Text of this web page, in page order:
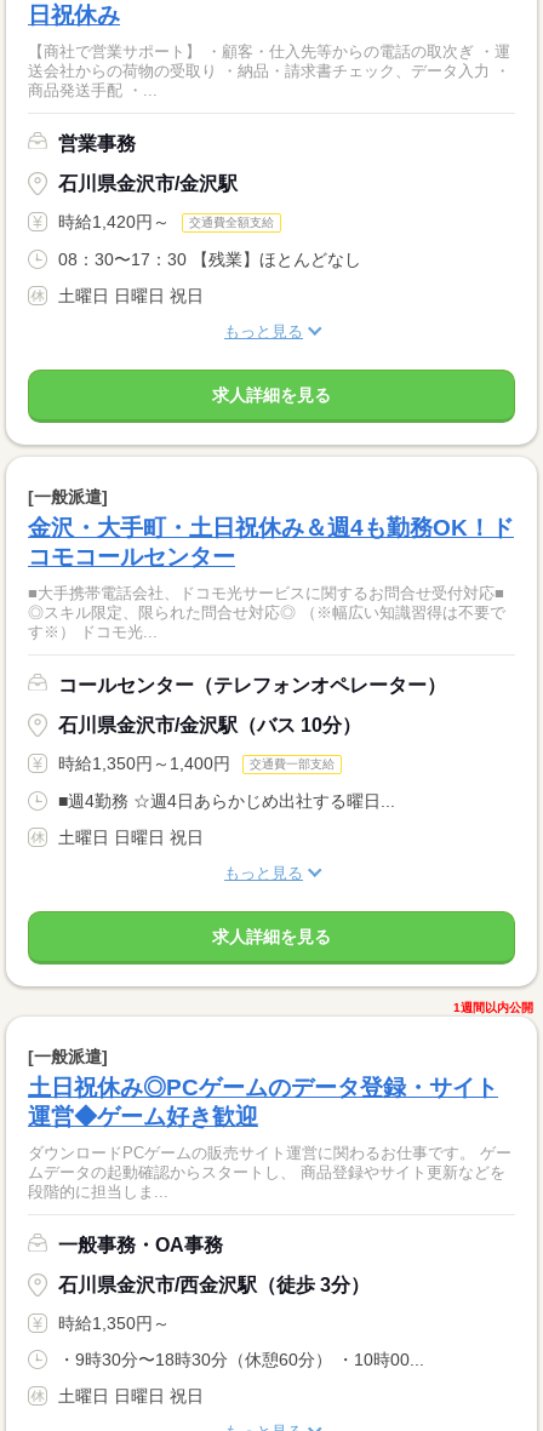
日祝休み
【商社で営業サポート】 ・顧客・仕入先等からの電話の取次ぎ ・運
送会社からの荷物の受取り ・納品・請求書チェック、データ入力 ・
商品発送手配 ・...
営業事務
石川県金沢市/金沢駅
時給1,420円～ 交通費全額支給
08：30〜17：30 【残業】ほとんどなし
土曜日 日曜日 祝日
もっと見る
求人詳細を見る
[一般派遣]
金沢・大手町・土日祝休み＆週4も勤務OK！ド
コモコールセンター
■大手携帯電話会社、ドコモ光サービスに関するお問合せ受付対応■
◎スキル限定、限られた問合せ対応◎ （※幅広い知識習得は不要で
す※） ドコモ光...
コールセンター（テレフォンオペレーター）
石川県金沢市/金沢駅（バス 10分）
時給1,350円～1,400円 交通費一部支給
■週4勤務 ☆週4日あらかじめ出社する曜日...
土曜日 日曜日 祝日
もっと見る
求人詳細を見る
1週間以内公開
[一般派遣]
土日祝休み◎PCゲームのデータ登録・サイト
運営◆ゲーム好き歓迎
ダウンロードPCゲームの販売サイト運営に関わるお仕事です。 ゲー
ムデータの起動確認からスタートし、 商品登録やサイト更新などを
段階的に担当しま...
一般事務・OA事務
石川県金沢市/西金沢駅（徒歩 3分）
時給1,350円～
・9時30分〜18時30分（休憩60分） ・10時00...
土曜日 日曜日 祝日